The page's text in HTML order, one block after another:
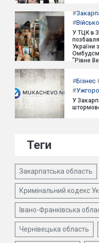
#
#
У ТЦК в
України
"Рівне
#Бізнес
#
У
Теги
Закарпатська область
Кримінальний кодекс
Івано-Франківська
Чернівецька область